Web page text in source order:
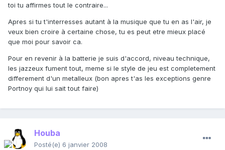
toi tu affirmes tout le contraire...
Apres si tu t'interresses autant à la musique que tu en as l'air, je
veux bien croire à certaine chose, tu es peut etre mieux placé
que moi pour savoir ca.
Pour en revenir à la batterie je suis d'accord, niveau technique,
les jazzeux fument tout, meme si le style de jeu est completement
differement d'un metalleux (bon apres t'as les exceptions genre
Portnoy qui lui sait tout faire)
Houba
Posté(e) 6 janvier 2008